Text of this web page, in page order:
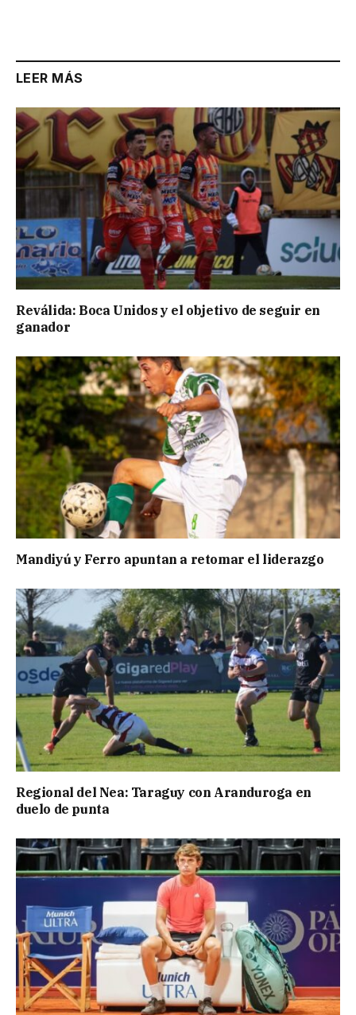
LEER MÁS
Reválida: Boca Unidos y el objetivo de seguir en
ganador
Mandiyú y Ferro apuntan a retomar el liderazgo
Regional del Nea: Taraguy con Aranduroga en
duelo de punta